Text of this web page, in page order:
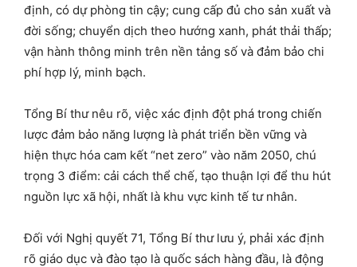
định, có dự phòng tin cậy; cung cấp đủ cho sản xuất và
đời sống; chuyển dịch theo hướng xanh, phát thải thấp;
vận hành thông minh trên nền tảng số và đảm bảo chi
phí hợp lý, minh bạch.
Tổng Bí thư nêu rõ, việc xác định đột phá trong chiến
lược đảm bảo năng lượng là phát triển bền vững và
hiện thực hóa cam kết “net zero” vào năm 2050, chú
trọng 3 điểm: cải cách thể chế, tạo thuận lợi để thu hút
nguồn lực xã hội, nhất là khu vực kinh tế tư nhân.
Đối với Nghị quyết 71, Tổng Bí thư lưu ý, phải xác định
rõ giáo dục và đào tạo là quốc sách hàng đầu, là động